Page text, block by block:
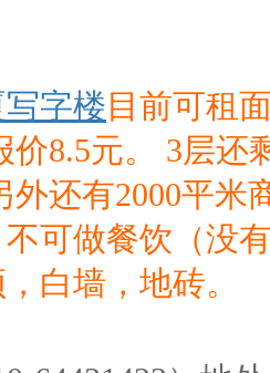
字楼 目前可租
价8.5元。 3层
外还有2000平
可做餐饮（没
白墙，地砖。